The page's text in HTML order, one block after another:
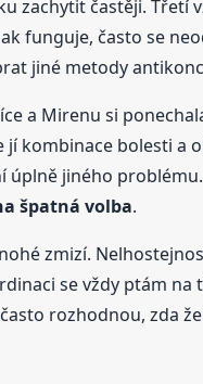
zachytit častěji. Třetí
funguje, často se
jiné metody
a Mirenu si
kombinace bolesti a
úplně jiného
špatná volba.
zmizí.
se vždy ptám na
rozhodnou, zda